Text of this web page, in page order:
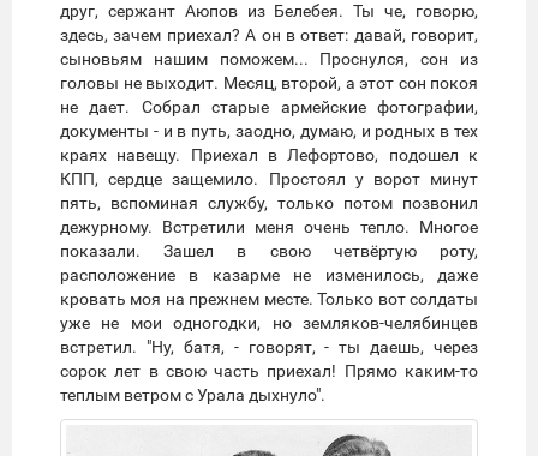
друг, сержант Аюпов из Белебея. Ты че, говорю,
здесь, зачем приехал? А он в ответ: давай, говорит,
сыновьям нашим поможем... Проснулся, сон из
головы не выходит. Месяц, второй, а этот сон покоя
не дает. Собрал старые армейские фотографии,
документы - и в путь, заодно, думаю, и родных в тех
краях навещу. Приехал в Лефортово, подошел к
КПП, сердце защемило. Простоял у ворот минут
пять, вспоминая службу, только потом позвонил
дежурному. Встретили меня очень тепло. Многое
показали. Зашел в свою четвёртую роту,
расположение в казарме не изменилось, даже
кровать моя на прежнем месте. Только вот солдаты
уже не мои одногодки, но земляков-челябинцев
встретил. "Ну, батя, - говорят, - ты даешь, через
сорок лет в свою часть приехал! Прямо каким-то
теплым ветром с Урала дыхнуло".